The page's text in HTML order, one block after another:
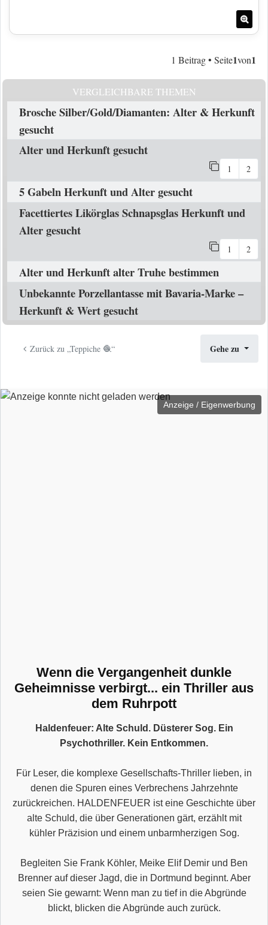
1 Beitrag • Seite1von1
VERGLEICHBARE THEMEN
Brosche Silber/Gold/Diamanten: Alter & Herkunft
gesucht
Alter und Herkunft gesucht
1 2
5 Gabeln Herkunft und Alter gesucht
Facettiertes Likörglas Schnapsglas Herkunft und
Alter gesucht
1 2
Alter und Herkunft alter Truhe bestimmen
Unbekannte Porzellantasse mit Bavaria-Marke –
Herkunft & Wert gesucht
Zurück zu „Teppiche 🧶“ Gehe zu
Anzeige / Eigenwerbung
Wenn die Vergangenheit dunkle
Geheimnisse verbirgt... ein Thriller aus
dem Ruhrpott
Haldenfeuer: Alte Schuld. Düsterer Sog. Ein
Psychothriller. Kein Entkommen.
Für Leser, die komplexe Gesellschafts-Thriller lieben, in
denen die Spuren eines Verbrechens Jahrzehnte
zurückreichen. HALDENFEUER ist eine Geschichte über
alte Schuld, die über Generationen gärt, erzählt mit
kühler Präzision und einem unbarmherzigen Sog.
Begleiten Sie Frank Köhler, Meike Elif Demir und Ben
Brenner auf dieser Jagd, die in Dortmund beginnt. Aber
seien Sie gewarnt: Wenn man zu tief in die Abgründe
blickt, blicken die Abgründe auch zurück.